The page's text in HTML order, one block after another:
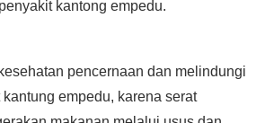
kantong empedu.
pencernaan dan melindungi
empedu, karena serat